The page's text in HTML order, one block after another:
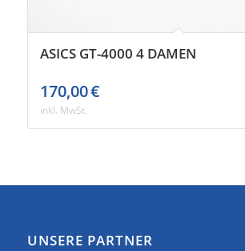
ASICS GT-4000 4 DAMEN
170,00€
inkl. MwSt.
UNSERE PARTNER